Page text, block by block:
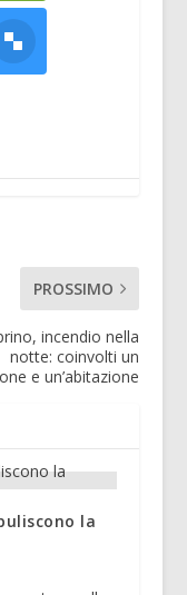
PROSSIMO
incendio nella
notte: coinvolti un
e un’abitazione
la